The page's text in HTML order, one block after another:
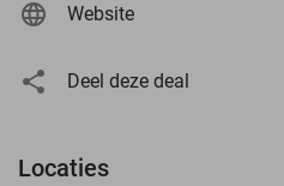
Website
Deel deze deal
Locaties